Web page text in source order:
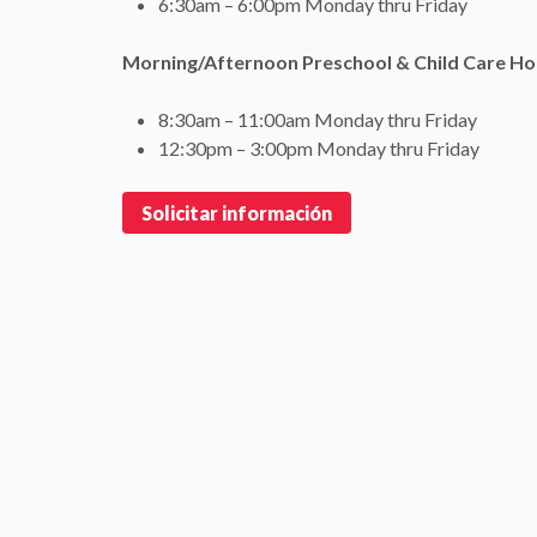
Morning/Afternoon Preschool & Child Care
8:30am – 11:00am Monday thru Friday
12:30pm – 3:00pm Monday thru Friday
Solicitar información